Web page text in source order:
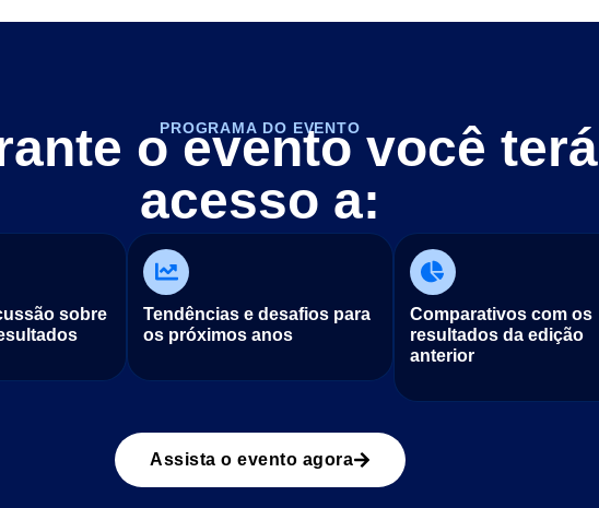
PROGRAMA DO EVENTO
o evento você terá
acesso a:
sobre
Tendências e desafios para
os próximos anos
Comparativos com os
resultados da edição
anterior
Assista o evento agora